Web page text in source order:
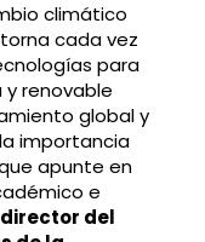
climático
cada vez
para
renovable
global y
importancia
apunte en
e
del